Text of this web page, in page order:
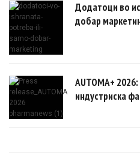
Додатоци во
добар
AUTOMA+
индустриска